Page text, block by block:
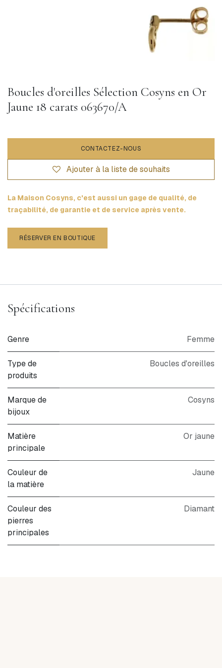
Boucles d'oreilles Sélection Cosyns en Or
Jaune 18 carats 063670/A
CONTACTEZ-NOUS
Ajouter à la liste de souhaits
La Maison Cosyns, c'est aussi un gage de qualité, de
traçabilité, de garantie et de service après vente.
RÉSERVER EN BOUTIQUE
Spécifications
Genre Femme
Type de
produits
Boucles d'oreilles
Marque de
bijoux
Cosyns
Matière
principale
Or jaune
Couleur de
la matière
Jaune
Couleur des
pierres
principales
Diamant